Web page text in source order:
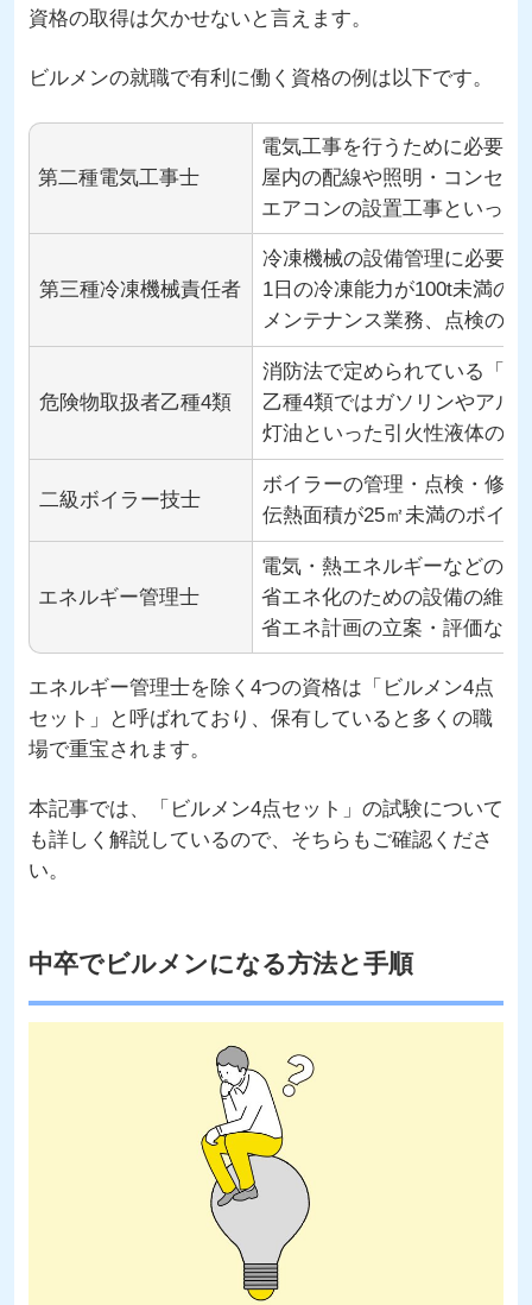
資格の取得は欠かせないと言えます。
ビルメンの就職で有利に働く資格の例は以下です。
第二種電気工事士
電気工事を行うために必要な
屋内の配線や照明・コンセン
エアコンの設置工事といっ
第三種冷凍機械責任者
冷凍機械の設備管理に必要な
1日の冷凍能力が100t未満の
メンテナンス業務、点検の
危険物取扱者乙種4類
消防法で定められている「
乙種4類ではガソリンやアル
灯油といった引火性液体の
二級ボイラー技士
ボイラーの管理・点検・修
伝熱面積が25㎡未満のボイ
エネルギー管理士
電気・熱エネルギーなどの
省エネ化のための設備の維
省エネ計画の立案・評価など
エネルギー管理士を除く4つの資格は「ビルメン4点
セット」と呼ばれており、保有していると多くの職
場で重宝されます。
本記事では、「ビルメン4点セット」の試験について
も詳しく解説しているので、そちらもご確認くださ
い。
中卒でビルメンになる方法と手順